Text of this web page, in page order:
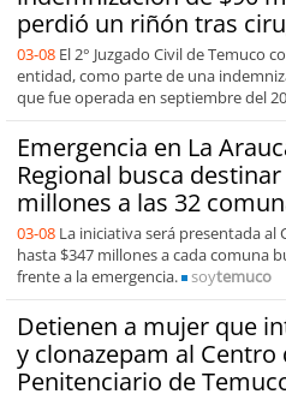
perdió un riñón tras
03-08 El 2° Juzgado Civil de Temuco
entidad, como parte de una
que fue operada en septiembre del
Emergencia en La
Regional busca
millones a las 32
03-08 La iniciativa será presentada al
hasta $347 millones a cada comuna
frente a la emergencia.
soytemuco
Detienen a mujer que
y clonazepam al
Penitenciario de